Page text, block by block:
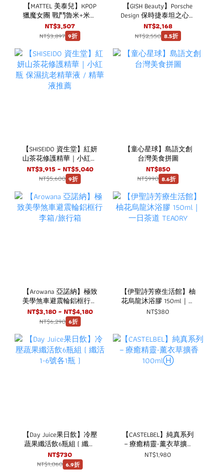
【MATTEL 美泰兒】KPOP
獵魔女團 戰鬥魯米+米拉
+佐伊 strc
NT$3,507
NT$3,897 9折
【GISH Beauty】Porsche
Design 保時捷泰坦之心男
性淡香水 50ml
NT$2,168
NT$2,550 8.5折
【SHISEIDO 資生堂】紅妍
山茶花修護精華｜小紅瓶
保濕抗老精華液 / 精華液
推薦
NT$3,915 ~ NT$5,040
NT$5,600 9折
【童心星球】島語文創
台灣美食拼圖
NT$850
NT$990 8.6折
【Arowana 亞諾納】極致
美學煞車避震輪鋁框行李
箱/旅行箱
NT$3,180 ~ NT$4,180
NT$6,290 6折
【伊聖詩芳療生活館】柚
花烏龍沐浴膠 150ml｜一
日茶道 TEAORY
NT$380
【Day Juice果日飲】冷壓
蔬果纖活飲6瓶組 ( 纖活
1-6號各1瓶 )
NT$730
NT$1,060 6.9折
【CASTELBEL】純真系列
－療癒精靈-薰衣草擴香
100mlⒽ
NT$1,980